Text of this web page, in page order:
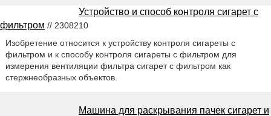
Устройство и способ контроля сигарет с
фильтром // 2308210
Изобретение относится к устройству контроля сигареты с
фильтром и к способу контроля сигареты с фильтром для
измерения вентиляции фильтра сигарет с фильтром как
стержнеобразных объектов.
Машина для раскрывания пачек сигарет и